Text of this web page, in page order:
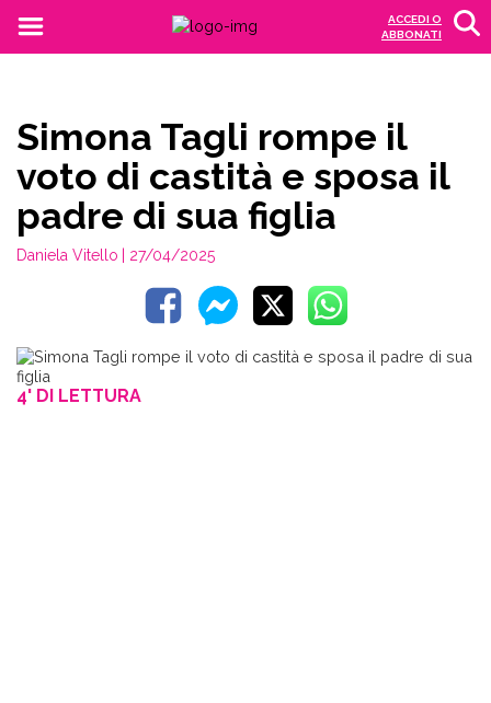
ACCEDI O
ABBONATI
Simona Tagli rompe il
voto di castità e sposa il
padre di sua figlia
Daniela Vitello | 27/04/2025
4' DI LETTURA